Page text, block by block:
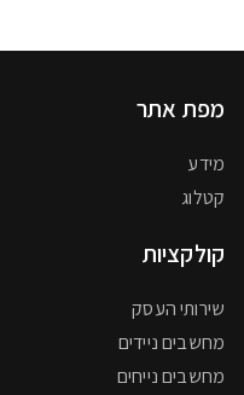
מפת אתר
מידע
קטלוג
קולקציות
שירותי העסק
מחשבים ניידים
מחשבים נייחים